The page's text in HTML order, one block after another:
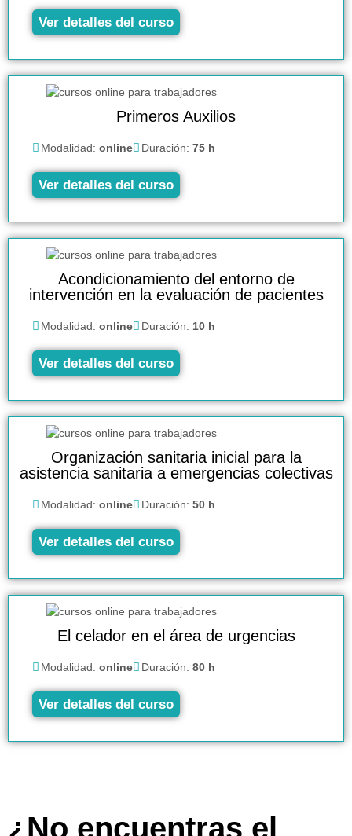
Ver detalles del curso
Primeros Auxilios
Modalidad: online Duración: 75 h
Ver detalles del curso
Acondicionamiento del entorno de
intervención en la evaluación de pacientes
Modalidad: online Duración: 10 h
Ver detalles del curso
Organización sanitaria inicial para la
asistencia sanitaria a emergencias colectivas
Modalidad: online Duración: 50 h
Ver detalles del curso
El celador en el área de urgencias
Modalidad: online Duración: 80 h
Ver detalles del curso
¿No encuentras el